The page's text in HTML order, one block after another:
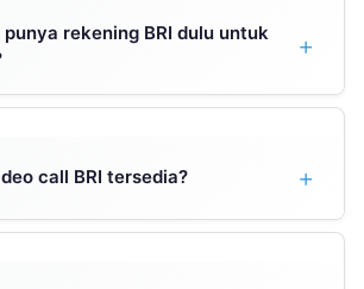
14017 untuk penghapusan data
rekening BRI dulu untuk
menyediakan opsi registrasi sekaligus
baru bagi yang belum punya rekening
call BRI tersedia?
umumnya tersedia pada jam kerja, yaitu
17.00 WIB. Di luar jam tersebut,